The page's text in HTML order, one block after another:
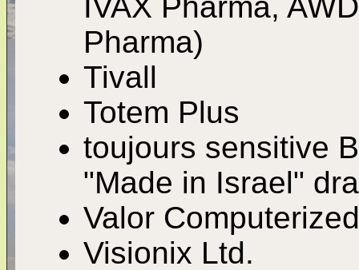
IVAX Pharma,
Pharma)
Tivall
Totem Plus
toujours sensitive
"Made in Israel"
Valor
Visionix Ltd.